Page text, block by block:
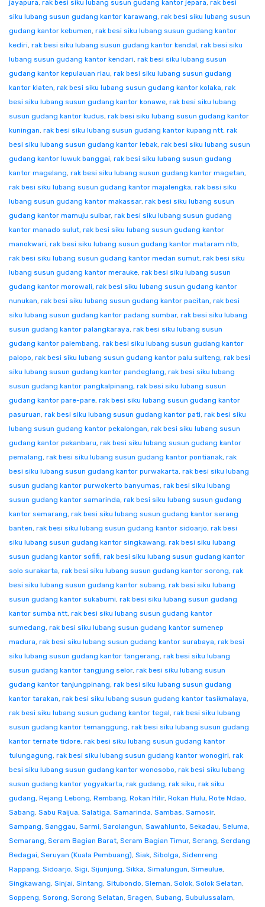
jayapura, rak besi siku lubang susun gudang kantor jepara, rak besi
siku lubang susun gudang kantor karawang, rak besi siku lubang susun
gudang kantor kebumen, rak besi siku lubang susun gudang kantor
kediri, rak besi siku lubang susun gudang kantor kendal, rak besi siku
lubang susun gudang kantor kendari, rak besi siku lubang susun
gudang kantor kepulauan riau, rak besi siku lubang susun gudang
kantor klaten, rak besi siku lubang susun gudang kantor kolaka, rak
besi siku lubang susun gudang kantor konawe, rak besi siku lubang
susun gudang kantor kudus, rak besi siku lubang susun gudang kantor
kuningan, rak besi siku lubang susun gudang kantor kupang ntt, rak
besi siku lubang susun gudang kantor lebak, rak besi siku lubang susun
gudang kantor luwuk banggai, rak besi siku lubang susun gudang
kantor magelang, rak besi siku lubang susun gudang kantor magetan,
rak besi siku lubang susun gudang kantor majalengka, rak besi siku
lubang susun gudang kantor makassar, rak besi siku lubang susun
gudang kantor mamuju sulbar, rak besi siku lubang susun gudang
kantor manado sulut, rak besi siku lubang susun gudang kantor
manokwari, rak besi siku lubang susun gudang kantor mataram ntb,
rak besi siku lubang susun gudang kantor medan sumut, rak besi siku
lubang susun gudang kantor merauke, rak besi siku lubang susun
gudang kantor morowali, rak besi siku lubang susun gudang kantor
nunukan, rak besi siku lubang susun gudang kantor pacitan, rak besi
siku lubang susun gudang kantor padang sumbar, rak besi siku lubang
susun gudang kantor palangkaraya, rak besi siku lubang susun
gudang kantor palembang, rak besi siku lubang susun gudang kantor
palopo, rak besi siku lubang susun gudang kantor palu sulteng, rak besi
siku lubang susun gudang kantor pandeglang, rak besi siku lubang
susun gudang kantor pangkalpinang, rak besi siku lubang susun
gudang kantor pare-pare, rak besi siku lubang susun gudang kantor
pasuruan, rak besi siku lubang susun gudang kantor pati, rak besi siku
lubang susun gudang kantor pekalongan, rak besi siku lubang susun
gudang kantor pekanbaru, rak besi siku lubang susun gudang kantor
pemalang, rak besi siku lubang susun gudang kantor pontianak, rak
besi siku lubang susun gudang kantor purwakarta, rak besi siku lubang
susun gudang kantor purwokerto banyumas, rak besi siku lubang
susun gudang kantor samarinda, rak besi siku lubang susun gudang
kantor semarang, rak besi siku lubang susun gudang kantor serang
banten, rak besi siku lubang susun gudang kantor sidoarjo, rak besi
siku lubang susun gudang kantor singkawang, rak besi siku lubang
susun gudang kantor sofifi, rak besi siku lubang susun gudang kantor
solo surakarta, rak besi siku lubang susun gudang kantor sorong, rak
besi siku lubang susun gudang kantor subang, rak besi siku lubang
susun gudang kantor sukabumi, rak besi siku lubang susun gudang
kantor sumba ntt, rak besi siku lubang susun gudang kantor
sumedang, rak besi siku lubang susun gudang kantor sumenep
madura, rak besi siku lubang susun gudang kantor surabaya, rak besi
siku lubang susun gudang kantor tangerang, rak besi siku lubang
susun gudang kantor tangjung selor, rak besi siku lubang susun
gudang kantor tanjungpinang, rak besi siku lubang susun gudang
kantor tarakan, rak besi siku lubang susun gudang kantor tasikmalaya,
rak besi siku lubang susun gudang kantor tegal, rak besi siku lubang
susun gudang kantor temanggung, rak besi siku lubang susun gudang
kantor ternate tidore, rak besi siku lubang susun gudang kantor
tulungagung, rak besi siku lubang susun gudang kantor wonogiri, rak
besi siku lubang susun gudang kantor wonosobo, rak besi siku lubang
susun gudang kantor yogyakarta, rak gudang, rak siku, rak siku
gudang, Rejang Lebong, Rembang, Rokan Hilir, Rokan Hulu, Rote Ndao,
Sabang, Sabu Raijua, Salatiga, Samarinda, Sambas, Samosir,
Sampang, Sanggau, Sarmi, Sarolangun, Sawahlunto, Sekadau, Seluma,
Semarang, Seram Bagian Barat, Seram Bagian Timur, Serang, Serdang
Bedagai, Seruyan (Kuala Pembuang), Siak, Sibolga, Sidenreng
Rappang, Sidoarjo, Sigi, Sijunjung, Sikka, Simalungun, Simeulue,
Singkawang, Sinjai, Sintang, Situbondo, Sleman, Solok, Solok Selatan,
Soppeng, Sorong, Sorong Selatan, Sragen, Subang, Subulussalam,